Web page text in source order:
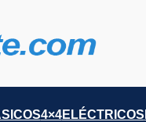
4×4ELÉCTRICOS